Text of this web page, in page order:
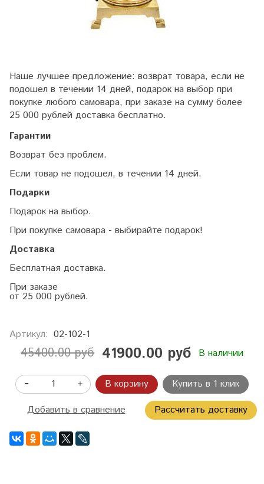
Наше лучшее предложение: возврат товара, если не
подошел в течении 14 дней, подарок на выбор при
покупке любого самовара, при заказе на сумму более
25 000 рублей доставка бесплатно.
Гарантии
Возврат без проблем.
Если товар не подошел, в течении 14 дней.
Подарки
Подарок на выбор.
При покупке самовара - выбирайте подарок!
Доставка
Бесплатная доставка.
При заказе
от 25 000 рублей.
Артикул: 02-102-1
45400.00 руб 41900.00 руб В наличии
В корзину
Купить в 1 клик
Добавить в сравнение
Рассчитать доставку